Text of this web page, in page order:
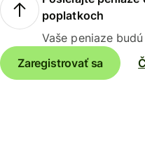
poplatkoch
Vaše peniaze
Zaregistrovať sa